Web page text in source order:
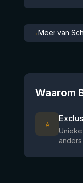
→Meer van
Waarom
⭐